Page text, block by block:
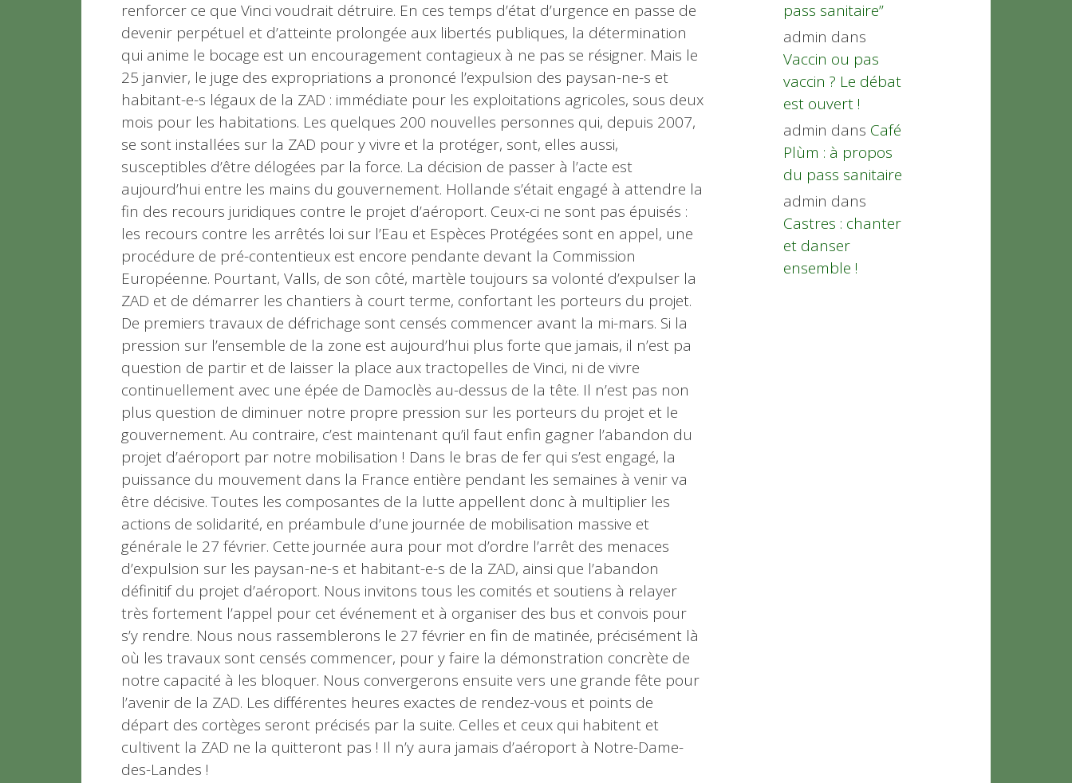
renforcer ce que Vinci voudrait détruire. En ces temps d’état d’urgence en passe de
devenir perpétuel et d’atteinte prolongée aux libertés publiques, la détermination
qui anime le bocage est un encouragement contagieux à ne pas se résigner. Mais le
25 janvier, le juge des expropriations a prononcé l’expulsion des paysan-ne-s et
habitant-e-s légaux de la ZAD : immédiate pour les exploitations agricoles, sous deux
mois pour les habitations. Les quelques 200 nouvelles personnes qui, depuis 2007,
se sont installées sur la ZAD pour y vivre et la protéger, sont, elles aussi,
susceptibles d’être délogées par la force. La décision de passer à l’acte est
aujourd’hui entre les mains du gouvernement. Hollande s’était engagé à attendre la
fin des recours juridiques contre le projet d’aéroport. Ceux-ci ne sont pas épuisés :
les recours contre les arrêtés loi sur l’Eau et Espèces Protégées sont en appel, une
procédure de pré-contentieux est encore pendante devant la Commission
Européenne. Pourtant, Valls, de son côté, martèle toujours sa volonté d’expulser la
ZAD et de démarrer les chantiers à court terme, confortant les porteurs du projet.
De premiers travaux de défrichage sont censés commencer avant la mi-mars. Si la
pression sur l’ensemble de la zone est aujourd’hui plus forte que jamais, il n’est pa
question de partir et de laisser la place aux tractopelles de Vinci, ni de vivre
continuellement avec une épée de Damoclès au-dessus de la tête. Il n’est pas non
plus question de diminuer notre propre pression sur les porteurs du projet et le
gouvernement. Au contraire, c’est maintenant qu’il faut enfin gagner l’abandon du
projet d’aéroport par notre mobilisation ! Dans le bras de fer qui s’est engagé, la
puissance du mouvement dans la France entière pendant les semaines à venir va
être décisive. Toutes les composantes de la lutte appellent donc à multiplier les
actions de solidarité, en préambule d’une journée de mobilisation massive et
générale le 27 février. Cette journée aura pour mot d’ordre l’arrêt des menaces
d’expulsion sur les paysan-ne-s et habitant-e-s de la ZAD, ainsi que l’abandon
définitif du projet d’aéroport. Nous invitons tous les comités et soutiens à relayer
très fortement l’appel pour cet événement et à organiser des bus et convois pour
s’y rendre. Nous nous rassemblerons le 27 février en fin de matinée, précisément là
où les travaux sont censés commencer, pour y faire la démonstration concrète de
notre capacité à les bloquer. Nous convergerons ensuite vers une grande fête pour
l’avenir de la ZAD. Les différentes heures exactes de rendez-vous et points de
départ des cortèges seront précisés par la suite. Celles et ceux qui habitent et
cultivent la ZAD ne la quitteront pas ! Il n’y aura jamais d’aéroport à Notre-Dame-
des-Landes !
pass sanitaire”
admin dans
Vaccin ou pas
vaccin ? Le débat
est ouvert !
admin dans Café
Plùm : à propos
du pass sanitaire
admin dans
Castres : chanter
et danser
ensemble !